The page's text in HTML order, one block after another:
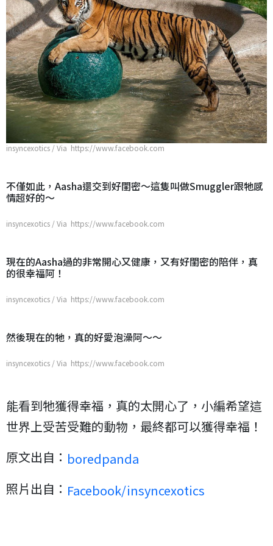
insyncexotics / Via https://www.facebook.com
不僅如此，Aasha還交到好閨密～這隻叫做Smuggler跟牠感
情超好的～
insyncexotics / Via https://www.facebook.com
現在的Aasha過的非常開心又健康，又有好閨密的陪伴，真
的很幸福阿！
insyncexotics / Via https://www.facebook.com
然後現在的牠，真的好愛泡澡阿～～
insyncexotics / Via https://www.facebook.com
能看到牠獲得幸福，真的太開心了，小編希望這
世界上受苦受難的動物，最終都可以獲得幸福！
原文出自： boredpanda
照片出自： Facebook/insyncexotics